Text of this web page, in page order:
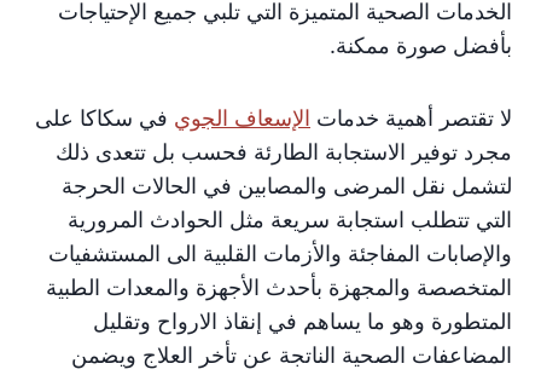
الخدمات الصحية المتميزة التي تلبي جميع الإحتياجات
بأفضل صورة ممكنة.
لا تقتصر أهمية خدمات الإسعاف الجوي في سكاكا على
مجرد توفير الاستجابة الطارئة فحسب بل تتعدى ذلك
لتشمل نقل المرضى والمصابين في الحالات الحرجة
التي تتطلب استجابة سريعة مثل الحوادث المرورية
والإصابات المفاجئة والأزمات القلبية الى المستشفيات
المتخصصة والمجهزة بأحدث الأجهزة والمعدات الطبية
المتطورة وهو ما يساهم في إنقاذ الارواح وتقليل
المضاعفات الصحية الناتجة عن تأخر العلاج ويضمن